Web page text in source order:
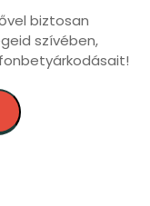
biztosan
szívében,